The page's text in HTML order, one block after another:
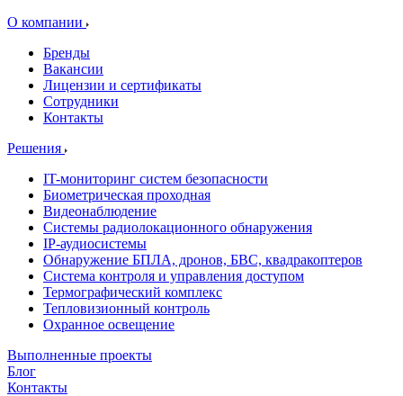
О компании
Бренды
Вакансии
Лицензии и сертификаты
Сотрудники
Контакты
Решения
IT-мониторинг систем безопасности
Биометрическая проходная
Видеонаблюдение
Системы радиолокационного обнаружения
IP-аудиосистемы
Обнаружение БПЛА, дронов, БВС, квадракоптеров
Система контроля и управления доступом
Термографический комплекс
Тепловизионный контроль
Охранное освещение
Выполненные проекты
Блог
Контакты